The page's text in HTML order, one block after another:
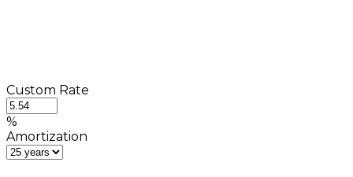
Custom Rate
%
Amortization